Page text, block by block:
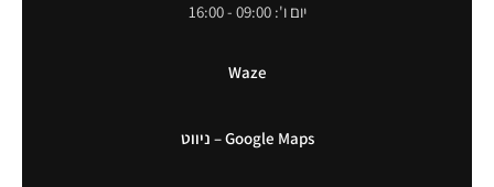
יום ו': 09:00 - 16:00
Waze
Google Maps – ניווט